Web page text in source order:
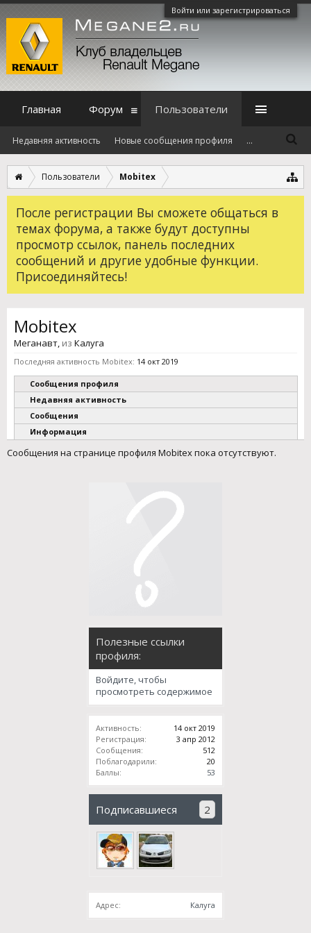
Войти или зарегистрироваться
Пользователи Mobitex
После регистрации Вы сможете общаться в
темах форума, а также будут доступны
просмотр ссылок, панель последних
сообщений и другие удобные функции.
Присоединяйтесь!
Полезные ссылки
профиля:
Войдите, чтобы
просмотреть содержимое
Активность:
14 окт 2019
Регистрация:
3 апр 2012
Сообщения:
512
Поблагодарили:
20
Баллы:
53
Подписавшиеся 2
Адрес: Калуга
Mobitex
Меганавт, из Калуга
Последняя активность Mobitex: 14 окт 2019
Сообщения профиля
Недавняя активность
Сообщения
Информация
Сообщения на странице профиля Mobitex пока отсутствуют.
Главная Форум Пользователи
Недавняя активность Новые сообщения профиля ...